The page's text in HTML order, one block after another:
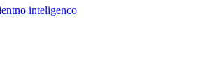
inteligenco